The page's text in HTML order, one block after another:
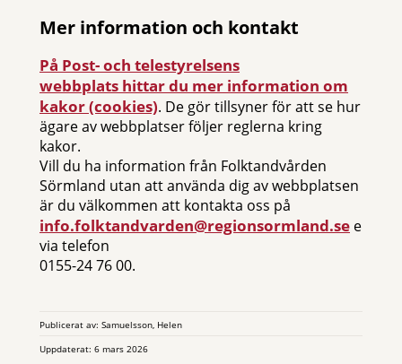
Mer information och kontakt
På Post- och telestyrelsens
webbplats hittar du mer information om
kakor (cookies). De gör tillsyner för att se hur
ägare av webbplatser följer reglerna kring
kakor.
Vill du ha information från Folktandvården
Sörmland utan att använda dig av webbplatsen
är du välkommen att kontakta oss på
info.folktandvarden@regionsormland.se eller
via telefon
0155-24 76 00.
Publicerat av: Samuelsson, Helen
Uppdaterat: 6 mars 2026